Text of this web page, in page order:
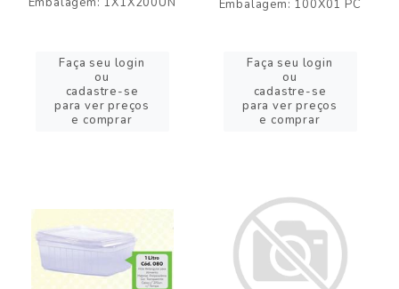
Faça seu login
ou
cadastre-se
para ver preços
e comprar
Embalagem: 100X01 PC
Faça seu login
ou
cadastre-se
para ver preços
e comprar